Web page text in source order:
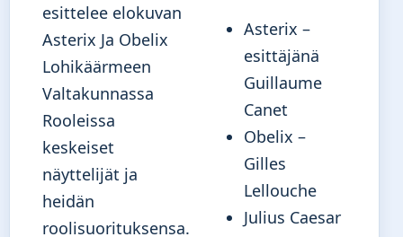
esittelee elokuvan
Asterix Ja Obelix
Lohikäärmeen
Valtakunnassa
Rooleissa
keskeiset
näyttelijät ja
heidän
roolisuorituksensa.
Asterix –
esittäjänä
Guillaume
Canet
Obelix –
Gilles
Lellouche
Julius Caesar